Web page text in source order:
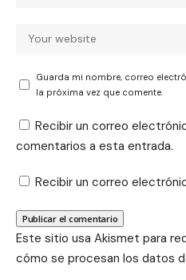
Guarda mi nombre, correo
la próxima vez que comente.
Recibir un correo
comentarios a esta entrada.
Recibir un correo
Este sitio usa Akismet para
cómo se procesan los datos